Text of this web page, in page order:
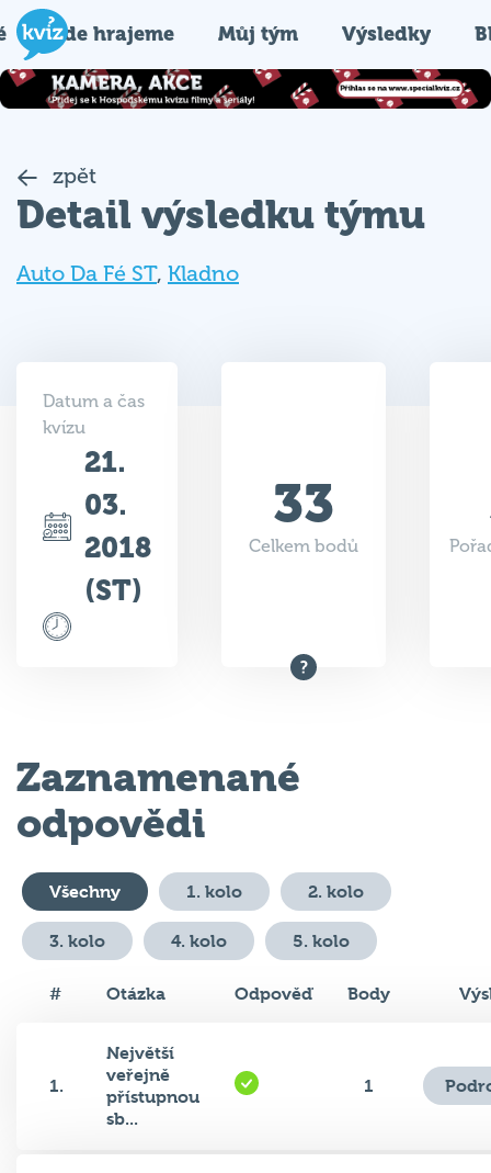
Kde hrajeme Můj tým Výsledky
zpět
Detail výsledku týmu
Auto Da Fé ST, Kladno
Datum a čas
kvízu
21.
03.
2018
(ST)
33
Celkem bodů
Zaznamenané
odpovědi
Všechny 1. kolo 2. kolo
3. kolo 4. kolo 5. kolo
# Otázka Odpověď Body
1.
Největší
veřejně
přístupnou
sb...
1